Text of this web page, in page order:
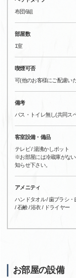
布団6組
部屋数
1室
喫煙可否
可(他のお客様にご配慮い
備考
バス・トイレ無し(共同ス
客室設備・備品
テレビ / 湯沸かしポット
※お部屋には冷蔵庫がな
知らせ下さい。
アメニティ
ハンドタオル / 歯ブラシ・
/ 石鹸 / 浴衣 / ドライヤー
お部屋の設備